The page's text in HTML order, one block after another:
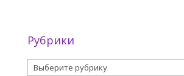
Рубрики
Рубрики